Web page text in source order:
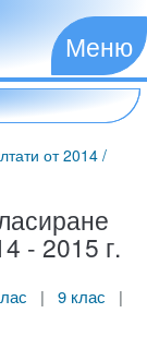
Меню
от 2014 /
- 2015 г.
| 9 клас
|